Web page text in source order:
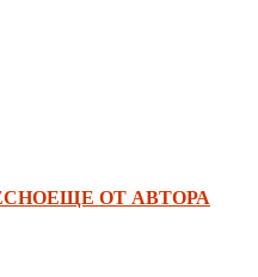
ЕЩЕ ОТ АВТОРА